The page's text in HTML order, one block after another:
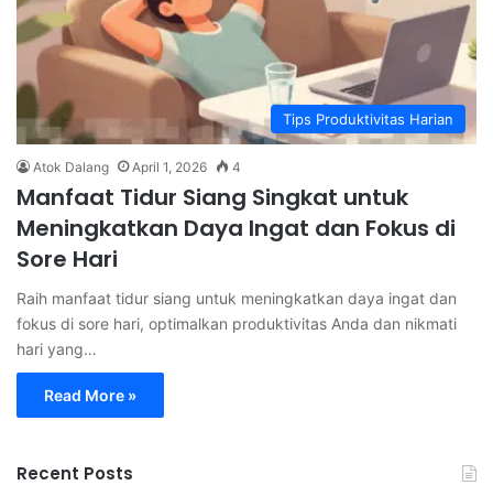
Tips Produktivitas Harian
Atok Dalang April 1, 2026 4
Manfaat Tidur Siang Singkat untuk
Meningkatkan Daya Ingat dan Fokus di
Sore Hari
Raih manfaat tidur siang untuk meningkatkan daya ingat dan
fokus di sore hari, optimalkan produktivitas Anda dan nikmati
hari yang…
Read More »
Recent Posts